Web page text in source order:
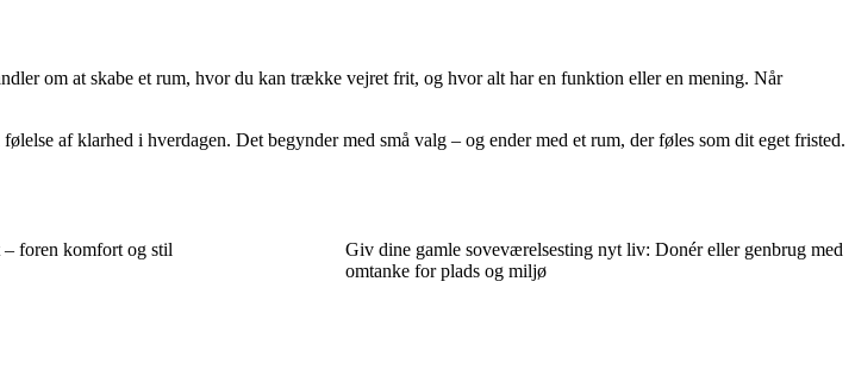
om at skabe et rum, hvor du kan trække vejret frit, og hvor alt har en funktion eller en mening. Når
af klarhed i hverdagen. Det begynder med små valg – og ender med et rum, der føles som dit eget fristed.
foren komfort og stil
Giv dine gamle soveværelsesting nyt liv: Donér eller genbrug med
omtanke for plads og miljø